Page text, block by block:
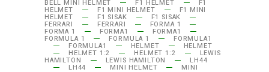
BELL MINI HELMET F1 HELMET F1
HELMET F1 MINI HELMET F1 MINI
HELMET F1 SISAK F1 SISAK
FERRARI FERRARI FORMA 1
FORMA 1 FORMA1 FORMA1
FORMULA 1 FORMULA 1 FORMULA1
FORMULA1 HELMET HELMET
HELMET 1:2 HELMET 1:2 LEWIS
HAMILTON LEWIS HAMILTON LH44
LH44 MINI HELMET MINI